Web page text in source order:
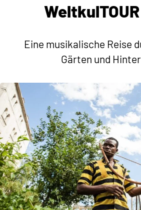
Eine musikalische Reise
Gärten und